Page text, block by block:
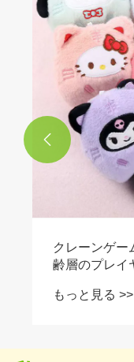
もっと見る >>
